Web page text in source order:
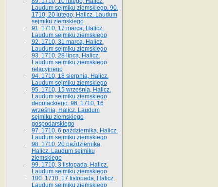
Laudum sejmiku ziemskiego. 90.
1710, 20 lutego, Halicz. Laudum
sejmiku ziemskiego
91. 1710, 17 marca, Halicz.
Laudum sejmiku ziemskiego
92. 1710, 31 marca, Halicz.
Laudum sejmiku ziemskiego
93. 1710, 28 lipca, Halicz.
Laudum sejmiku ziemskiego
relacyjnego
94. 1710, 18 sierpnia, Halicz.
Laudum sejmiku ziemskiego
95. 1710, 15 września, Halicz.
Laudum sejmiku ziemskiego
deputackiego. 96. 1710, 16
września, Halicz. Laudum
sejmiku ziemskiego
gospodarskiego
97. 1710, 6 października, Halicz.
Laudum sejmiku ziemskiego
98. 1710, 20 października,
Halicz. Laudum sejmiku
ziemskiego
99. 1710, 3 listopada, Halicz.
Laudum sejmiku ziemskiego
100. 1710, 17 listopada, Halicz.
Laudum sejmiku ziemskiego